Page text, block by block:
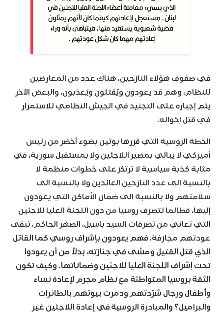
الذي يسيء معاملة أعضاء اللجنة العليا للاجئين في
لبنان، مستعجل لإعادتهم كيفما كان لأنهم يمثلون
قضية شعبوية يستفيد منها، فيتباهى بأنه وراء
إعادتهم مهما كان شكل عودتهم .
في صفوف هؤلاء النازحين، هناك عدد من المعارضين
للنظام، وهم قد يعودون ويُقتلون ويُعذبون. والبعض الآخر
يتم إجباره على التجنيد في الجيش النظامي للاستمرار
في قتل إخوانه.
الخطة الروسية التي قررها بوتين بضوء أخضر من رئيس
أميركي لا يبالي بمصير اللاجئين ولا بمستقبل سورية، في
مثابة كذبة سياسية لا ترتكز على خطوات منظمة لا
بالنسبة الى عدد النازحين العائدين ولا بالنسبة الى
سلامتهم ولا بالنسبة الى ضمان الأماكن التي يعودون
إليها. فطالما تتصرف روسيا من دون اللجنة العليا للاجئين
التي تعاني من تصرفات السيد باسيل، الصهر الحاكم، تبقى
عودتهم مجازفة.فهم يعودون بإشراف روسي كما القاتل
الذي قتل القتيل ومشى في جنازته، بدلاً من أن يعودوا
تحت إشراف اللجنة العليا للاجئين وضماناتها. وكيف تكون
الثقة بروسيا المتواطئة مع نظام مجرم لإعادة نساء
وأطفال ورجال شرّدتهم ودمرت بيوتهم بالطائرات
والبراميل؟ والمبادرة الروسية في إعادة اللاجئين غير